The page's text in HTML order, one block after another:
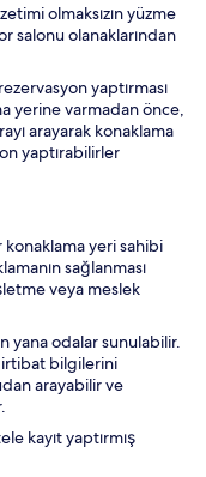
olmaksızın yüzme
salonu olanaklarından
yaptırması
yerine varmadan önce,
arayarak konaklama
yaptırabilirler
yeri sahibi
sağlanması
veya meslek
yana odalar sunulabilir.
irtibat bilgilerini
arayabilir ve
kayıt yaptırmış